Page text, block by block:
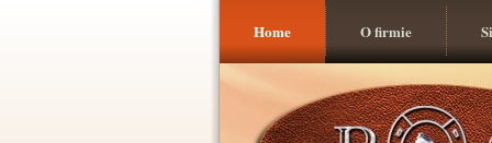
Home O firmie